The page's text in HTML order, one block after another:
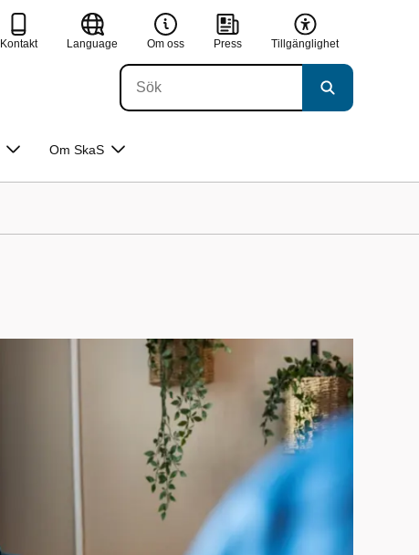
Kontakt Language Om oss Press Tillgänglighet
Om SkaS